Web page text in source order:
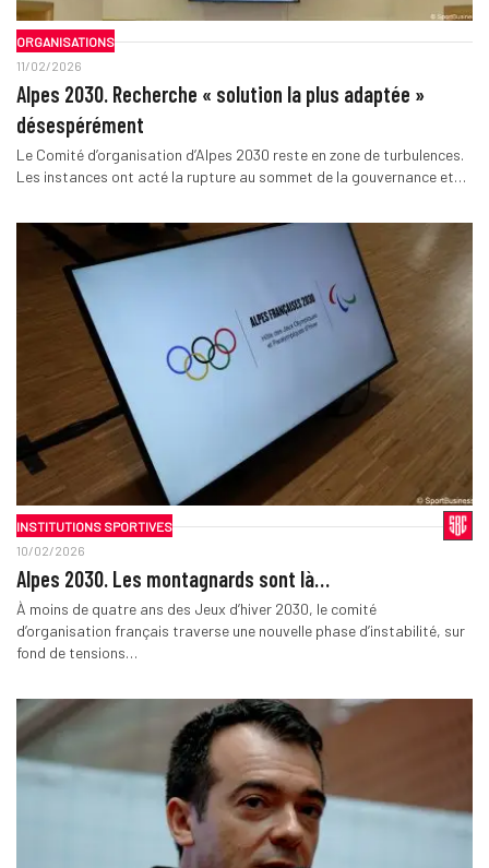
ORGANISATIONS
11/02/2026
Alpes 2030. Recherche « solution la plus adaptée »
désespérément
Le Comité d’organisation d’Alpes 2030 reste en zone de turbulences.
Les instances ont acté la rupture au sommet de la gouvernance et…
INSTITUTIONS SPORTIVES
10/02/2026
Alpes 2030. Les montagnards sont là…
À moins de quatre ans des Jeux d’hiver 2030, le comité
d’organisation français traverse une nouvelle phase d’instabilité, sur
fond de tensions…